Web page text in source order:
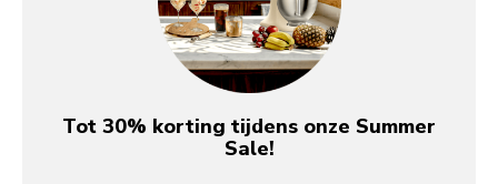
Tot 30% korting tijdens onze Summer
Sale!